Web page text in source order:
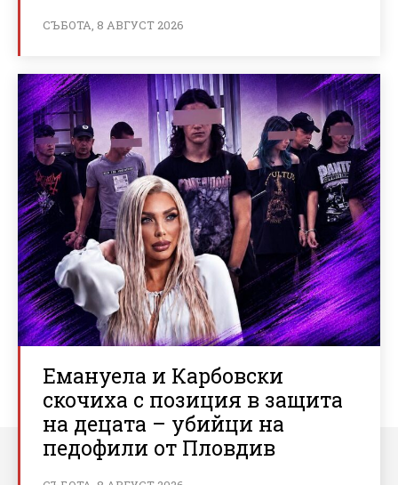
СЪБОТА, 8 АВГУСТ 2026
Емануела и Карбовски
скочиха с позиция в защита
на децата – убийци на
педофили от Пловдив